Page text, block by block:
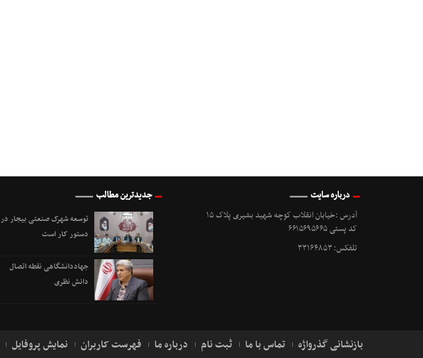
درباره سایت
آدرس :خیابان انقلاب کوچه شهید بشیری پلاک ۱۵
کد پستی ۶۶۱۵۶۹۵۶۶۵
تلفکس: ۳۳۱۶۴۸۵۳
جدیدترین مطالب
توسعه شهرک صنعتی بیجار در
دستور کار است
جهاددانشگاهی نقطه اتصال
دانش نظری
بازنشانی گذرواژه تماس با ما ثبت نام درباره ما فهرست کاربران نمایش پروفایل